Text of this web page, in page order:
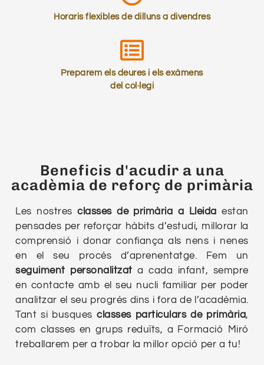
Horaris flexibles de dilluns a divendres
Preparem els deures i els exàmens
del col·legi​
Beneficis d'acudir a una
acadèmia de reforç de primària
Les nostresclasses de primària a Lleida estan
pensades per reforçar hàbits d’estudi, millorar la
comprensió i donar confiança als nens i nenes
en el seu procés d’aprenentatge. Fem un
seguiment personalitzat a cada infant, sempre
en contacte amb el seu nucli familiar per poder
analitzar el seu progrés dins i fora de l’acadèmia.
Tant si busques classes particulars de primària,
com classes en grups reduïts, a Formació Miró
treballarem per a trobar la millor opció per a tu!